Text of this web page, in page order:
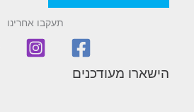
תעקבו אחרינו
הישארו מעודכנים